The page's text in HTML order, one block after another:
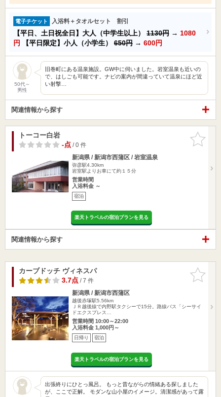
電子チケット 入浴料＋タオルセット 割引
【平日、土日祝全日】大人（中学生以上） 1130円 → 1080
円
【平日限定】小人（小学生） 650円 → 600円
50代～
男性
旧巻町にある温泉施設。GW中に伺いました。岩室温泉も近いの
で、はしごも可能です。ナビの案内が間違っていて温泉にほど近
い射撃…
関連情報から探す
お気に入
りに追加
トーコー白岩
-点/ 0 件
新潟県 / 新潟市西蒲区 / 岩室温泉
弥彦駅4.30km
岩室駅よりお車にて約１５分
営業時間
入浴料金 ～
宿泊
楽天トラベルの宿泊プランを見る
関連情報から探す
お気に入
りに追加
カーブドッチ ヴィネスパ
3.7点/ 7 件
新潟県 / 新潟市西蒲区
越後赤塚駅5.56km
ＪＲ越後線で内野駅タクシーで15分。路線バス「シーサイ
ドエクスプレス…
営業時間 10:00～22:00
入浴料金 1,000円～
日帰り 宿泊
楽天トラベルの宿泊プランを見る
出張終りにひとっ風呂。 もっと昔ながらの情緒ある探しました
が、ここで正解。 モダンな山小屋のイメージ。清潔感があって露